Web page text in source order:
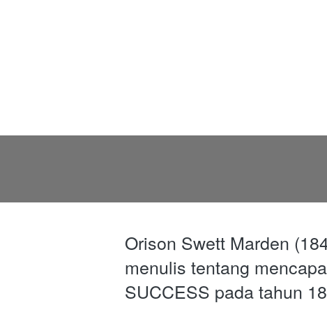
Orison Swett Marden
menulis tentang
SUCCESS pada tahun